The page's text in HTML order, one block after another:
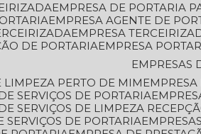
EMPRESA DE PORTARIA
EMPRESA AGENTE DE
EMPRESA
DE PORTARIA
EMPRESA
LIMPEZA PERTO DE MIM
SERVIÇOS DE PORTARIA
DE SERVIÇOS DE LIMPEZA
SERVIÇOS DE PORTARIA